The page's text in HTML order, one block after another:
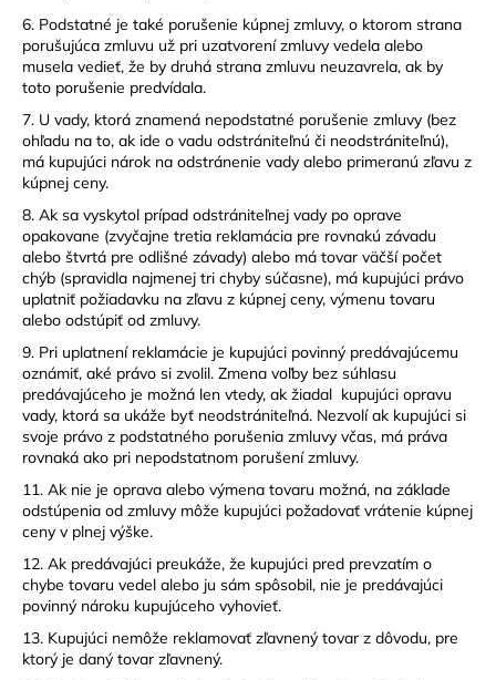
6. Podstatné je také porušenie kúpnej zmluvy, o ktorom strana
porušujúca zmluvu už pri uzatvorení zmluvy vedela alebo
musela vedieť, že by druhá strana zmluvu neuzavrela, ak by
toto porušenie predvídala.
7. U vady, ktorá znamená nepodstatné porušenie zmluvy (bez
ohľadu na to, ak ide o vadu odstrániteľnú či neodstrániteľnú),
má kupujúci nárok na odstránenie vady alebo primeranú zľavu z
kúpnej ceny.
8. Ak sa vyskytol prípad odstrániteľnej vady po oprave
opakovane (zvyčajne tretia reklamácia pre rovnakú závadu
alebo štvrtá pre odlišné závady) alebo má tovar väčší počet
chýb (spravidla najmenej tri chyby súčasne), má kupujúci právo
uplatniť požiadavku na zľavu z kúpnej ceny, výmenu tovaru
alebo odstúpiť od zmluvy.
9. Pri uplatnení reklamácie je kupujúci povinný predávajúcemu
oznámiť, aké právo si zvolil. Zmena voľby bez súhlasu
predávajúceho je možná len vtedy, ak žiadal kupujúci opravu
vady, ktorá sa ukáže byť neodstrániteľná. Nezvolí ak kupujúci si
svoje právo z podstatného porušenia zmluvy včas, má práva
rovnaká ako pri nepodstatnom porušení zmluvy.
11. Ak nie je oprava alebo výmena tovaru možná, na základe
odstúpenia od zmluvy môže kupujúci požadovať vrátenie kúpnej
ceny v plnej výške.
12. Ak predávajúci preukáže, že kupujúci pred prevzatím o
chybe tovaru vedel alebo ju sám spôsobil, nie je predávajúci
povinný nároku kupujúceho vyhovieť.
13. Kupujúci nemôže reklamovať zľavnený tovar z dôvodu, pre
ktorý je daný tovar zľavnený.